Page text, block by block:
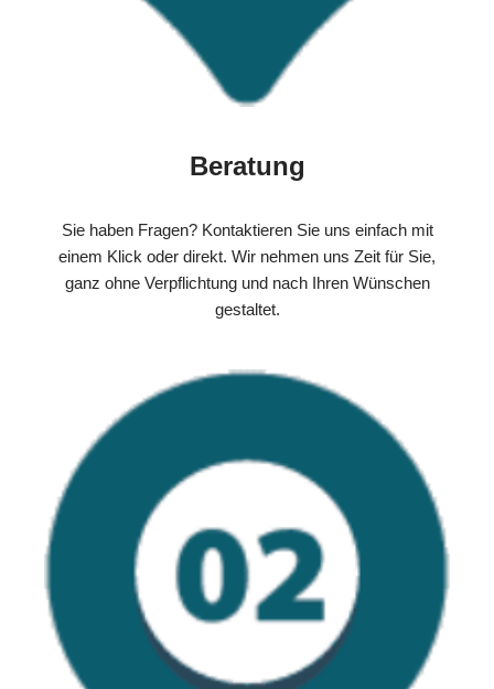
Beratung
Sie haben Fragen? Kontaktieren Sie uns einfach mit
einem Klick oder direkt. Wir nehmen uns Zeit für Sie,
ganz ohne Verpflichtung und nach Ihren Wünschen
gestaltet.